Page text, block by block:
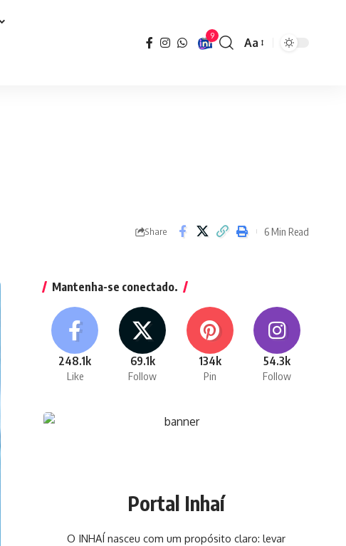
9
Font
Aa
Share 6 Min Read
Mantenha-se conectado.
248.1k
Like
69.1k
Follow
134k
Pin
54.3k
Follow
Portal Inhaí
O INHAÍ nasceu com um propósito claro: levar